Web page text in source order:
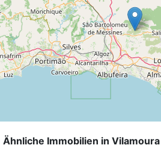
Ähnliche Immobilien in Vilamoura